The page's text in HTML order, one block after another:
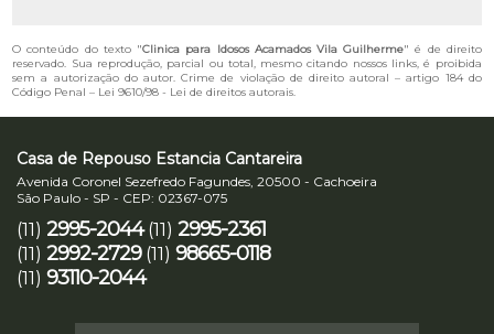
O conteúdo do texto "Clinica para Idosos Acamados Vila Guilherme" é de direito
reservado. Sua reprodução, parcial ou total, mesmo citando nossos links, é proibida
sem a autorização do autor. Crime de violação de direito autoral – artigo 184 do
Código Penal – Lei 9610/98 - Lei de direitos autorais.
Casa de Repouso Estancia Cantareira
Avenida Coronel Sezefredo Fagundes, 20500 - Cachoeira
São Paulo - SP - CEP: 02367-075
(11) 2995-2044 (11) 2995-2361
(11) 2992-2729 (11) 98665-0118
(11) 93110-2044